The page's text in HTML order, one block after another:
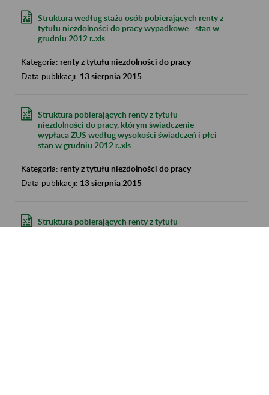
Struktura według stażu osób pobierających renty z
tytułu niezdolności do pracy wypadkowe - stan w
grudniu 2012 r..xls
Kategoria: renty z tytułu niezdolności do pracy
Data publikacji: 13 sierpnia 2015
Struktura pobierających renty z tytułu
niezdolności do pracy, którym świadczenie
wypłaca ZUS według wysokości świadczeń i płci -
stan w grudniu 2012 r..xls
Kategoria: renty z tytułu niezdolności do pracy
Data publikacji: 13 sierpnia 2015
Struktura pobierających renty z tytułu